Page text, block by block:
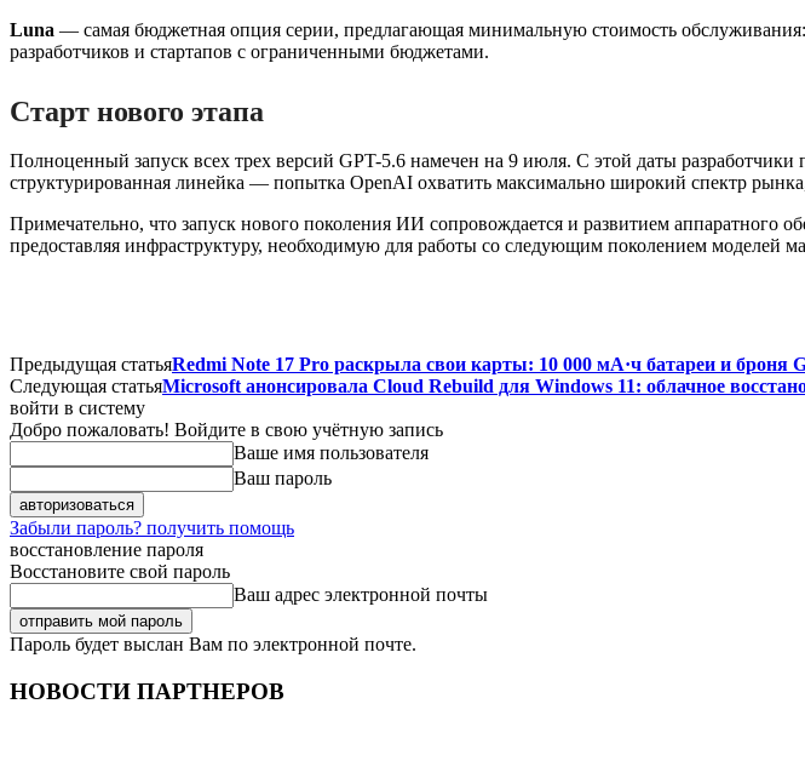
Luna — самая бюджетная опция серии, предлагающая минимальную стоимость
разработчиков и стартапов с ограниченными бюджетами.
Старт нового этапа
Полноценный запуск всех трех версий GPT-5.6 намечен на 9 июля. С этой даты
структурированная линейка — попытка OpenAI охватить максимально широкий спектр
Примечательно, что запуск нового поколения ИИ сопровождается и развитием
предоставляя инфраструктуру, необходимую для работы со следующим поколением моделей
Предыдущая статьяRedmi Note 17 Pro раскрыла свои карты: 10 000 мА·ч батареи и броня
Следующая статьяMicrosoft анонсировала Cloud Rebuild для Windows 11: облачное
войти в систему
Добро пожаловать! Войдите в свою учётную запись
Ваше имя пользователя
Ваш пароль
Забыли пароль? получить помощь
восстановление пароля
Восстановите свой пароль
Ваш адрес электронной почты
Пароль будет выслан Вам по электронной почте.
НОВОСТИ ПАРТНЕРОВ